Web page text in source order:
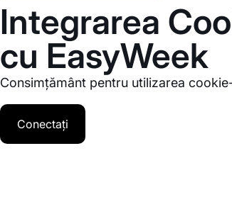
Integrarea
cu EasyWeek
Consimțământ pentru utilizarea
Conectați